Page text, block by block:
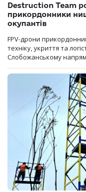
Destruction Team
прикордонники
окупантів
FPV-дрони
техніку, укриття та
Слобожанському